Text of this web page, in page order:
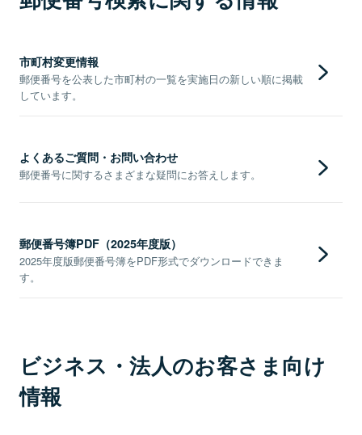
市町村変更情報
郵便番号を公表した市町村の一覧を実施日の新しい順に掲載
しています。
よくあるご質問・お問い合わせ
郵便番号に関するさまざまな疑問にお答えします。
郵便番号簿PDF（2025年度版）
2025年度版郵便番号簿をPDF形式でダウンロードできま
す。
ビジネス・法人のお客さま向け
情報